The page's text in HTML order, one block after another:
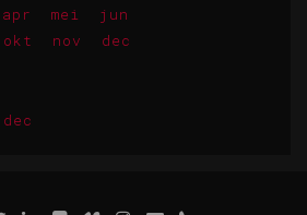
apr mei
jun
okt nov dec
dec